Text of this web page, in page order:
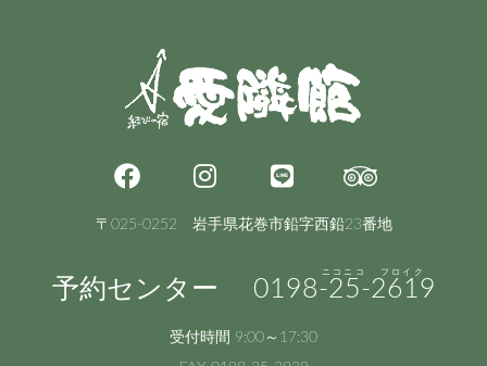
〒025-0252 岩手県花巻市鉛字西鉛23番地
予約センター 0198-25-2619
受付時間 9:00～17:30